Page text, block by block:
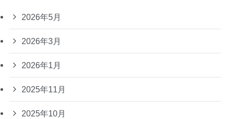
2026年5月
2026年3月
2026年1月
2025年11月
2025年10月